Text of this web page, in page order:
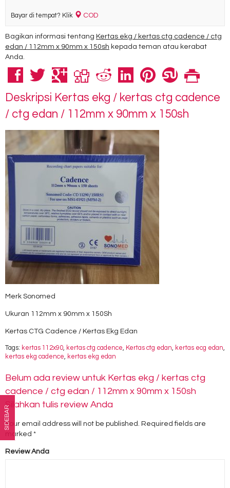
Bayar di tempat? Klik COD
Bagikan informasi tentang Kertas ekg / kertas ctg cadence / ctg
edan / 112mm x 90mm x 150sh kepada teman atau kerabat
Anda.
Deskripsi Kertas ekg / kertas ctg cadence
/ ctg edan / 112mm x 90mm x 150sh
Merk Sonomed
Ukuran 112mm x 90mm x 150Sh
Kertas CTG Cadence / Kertas Ekg Edan
Tags: kertas 112x90, kertas ctg cadence, Kertas ctg edan, kertas ecg edan,
kertas ekg cadence, kertas ekg edan
Belum ada review untuk Kertas ekg / kertas ctg
cadence / ctg edan / 112mm x 90mm x 150sh
Silahkan tulis review Anda
Your email address will not be published. Required fields are
marked *
Review Anda
SIDEBAR